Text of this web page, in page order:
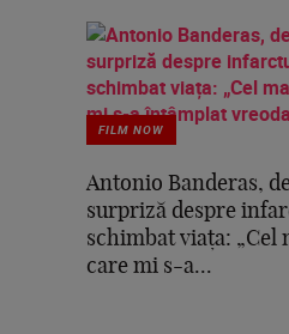
FILM NOW
Antonio Banderas,
surpriză despre
schimbat viața: „Cel
care mi s-a...